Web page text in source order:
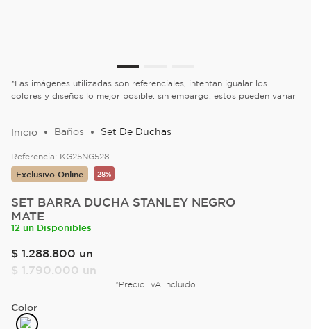
*Las imágenes utilizadas son referenciales, intentan igualar los
colores y diseños lo mejor posible, sin embargo, estos pueden variar
Baños Set De Duchas
Referencia: KG25NG528
Exclusivo Online 28%
SET BARRA DUCHA STANLEY NEGRO
MATE
12 un Disponibles
$ 1.288.800 un
$ 1.790.000 un
*Precio IVA incluido
Color